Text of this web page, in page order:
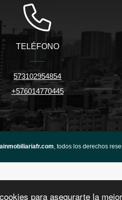
para asegurarte la
TELÉFONO
573102954854
+576014770445
, todos los derechos